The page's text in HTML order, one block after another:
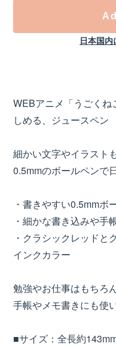
日本国
WEBアニメ「うごくね
しめる、ジュースペン
細かい文字やイラスト
0.5mmのボールペンで
・書きやすい0.5mmボ
・細かな書き込みや手
・クラシックレッドと
インクカラー
勉強やお仕事はもちろん
手帳やメモ書きにも使
■サイズ：全長約